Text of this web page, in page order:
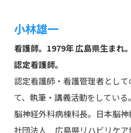
小林雄一
看護師。1979年 広島県生まれ
認定看護師。
認定看護師・看護管理者とし
て、執筆・講義活動をしている
脳神経外科病棟科長。日本脳
社団法人 広島県リハビリケア